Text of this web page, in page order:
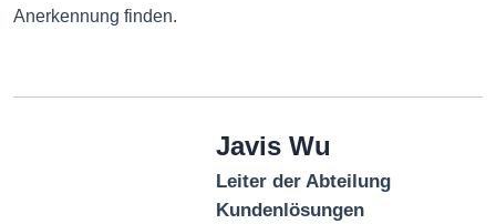
Anerkennung finden.
Javis Wu
Leiter der Abteilung
Kundenlösungen